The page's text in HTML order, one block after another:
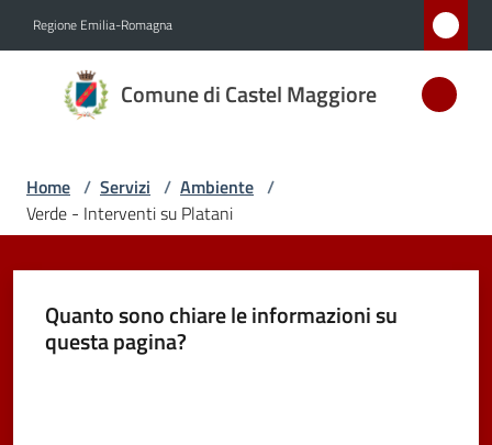
Regione Emilia-Romagna
Comune di Castel Maggiore
Comune
di Castel
D'ARGENTO
AL MERITO
Amministrazione
Home / Servizi / Ambiente /
Verde - Interventi su Platani
Quanto sono chiare le informazioni su
questa pagina?